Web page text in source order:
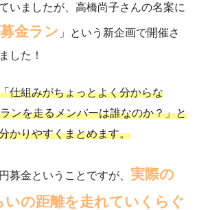
いましたが、高橋尚子さんの名案に
金ラン 」という新企画で開催さ
した！
仕組みがちょっとよく分からな
ンを走るメンバーは誰なのか？」と
かりやすくまとめます。
募金ということですが、 実際の
いの距離を走れていくらぐ